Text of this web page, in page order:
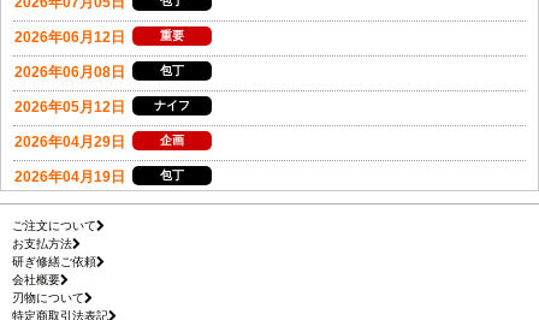
ご注文について
お支払方法
研ぎ修繕ご依頼
会社概要
刃物について
特定商取引法表記